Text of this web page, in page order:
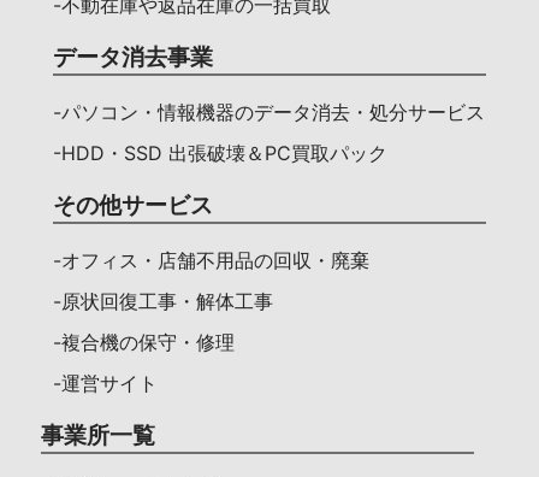
-不動在庫や返品在庫の一括買取
データ消去事業
-パソコン・情報機器のデータ消去・処分サービス
-HDD・SSD 出張破壊＆PC買取パック
その他サービス
-オフィス・店舗不用品の回収・廃棄
-原状回復工事・解体工事
-複合機の保守・修理
-運営サイト
事業所一覧